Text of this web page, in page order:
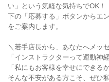
い」という気軽な気持ちでOK！
下の「応募する」ボタンからエ
をご案内します。
＼若手店長から、あなたへメッ
「インストラクターって運動神
「私にもお客様を幸せにできるか
そんな不安がある方こそ、ぜひ